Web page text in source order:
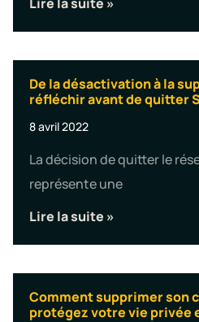
De la désactivation à la
réfléchir avant de quitter
8 avril 2022
La décision de quitter le
représente une
Lire la suite »
Comment supprimer son
protégez votre vie privée